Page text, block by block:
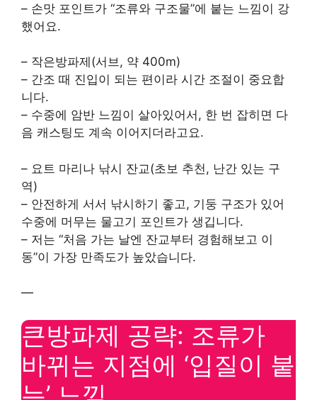
– 손맛 포인트가 “조류와 구조물”에 붙는 느낌이 강
했어요.
– 작은방파제(서브, 약 400m)
– 간조 때 진입이 되는 편이라 시간 조절이 중요합
니다.
– 수중에 암반 느낌이 살아있어서, 한 번 잡히면 다
음 캐스팅도 계속 이어지더라고요.
– 요트 마리나 낚시 잔교(초보 추천, 난간 있는 구
역)
– 안전하게 서서 낚시하기 좋고, 기둥 구조가 있어
수중에 머무는 물고기 포인트가 생깁니다.
– 저는 “처음 가는 날엔 잔교부터 경험해보고 이
동”이 가장 만족도가 높았습니다.
—
큰방파제 공략: 조류가
바뀌는 지점에 ‘입질이 붙
는’ 느낌